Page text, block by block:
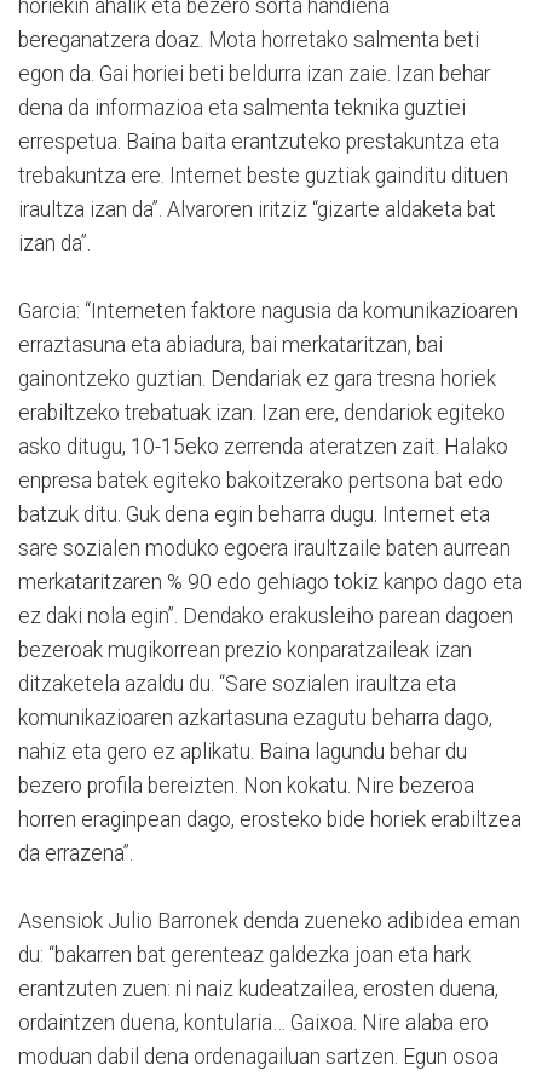
horiekin ahalik eta bezero sorta handiena
bereganatzera doaz. Mota horretako salmenta beti
egon da. Gai horiei beti beldurra izan zaie. Izan behar
dena da informazioa eta salmenta teknika guztiei
errespetua. Baina baita erantzuteko prestakuntza eta
trebakuntza ere. Internet beste guztiak gainditu dituen
iraultza izan da”. Alvaroren iritziz “gizarte aldaketa bat
izan da”.
Garcia: “Interneten faktore nagusia da komunikazioaren
erraztasuna eta abiadura, bai merkataritzan, bai
gainontzeko guztian. Dendariak ez gara tresna horiek
erabiltzeko trebatuak izan. Izan ere, dendariok egiteko
asko ditugu, 10-15eko zerrenda ateratzen zait. Halako
enpresa batek egiteko bakoitzerako pertsona bat edo
batzuk ditu. Guk dena egin beharra dugu. Internet eta
sare sozialen moduko egoera iraultzaile baten aurrean
merkataritzaren % 90 edo gehiago tokiz kanpo dago eta
ez daki nola egin”. Dendako erakusleiho parean dagoen
bezeroak mugikorrean prezio konparatzaileak izan
ditzaketela azaldu du. “Sare sozialen iraultza eta
komunikazioaren azkartasuna ezagutu beharra dago,
nahiz eta gero ez aplikatu. Baina lagundu behar du
bezero profila bereizten. Non kokatu. Nire bezeroa
horren eraginpean dago, erosteko bide horiek erabiltzea
da errazena”.
Asensiok Julio Barronek denda zueneko adibidea eman
du: “bakarren bat gerenteaz galdezka joan eta hark
erantzuten zuen: ni naiz kudeatzailea, erosten duena,
ordaintzen duena, kontularia… Gaixoa. Nire alaba ero
moduan dabil dena ordenagailuan sartzen. Egun osoa